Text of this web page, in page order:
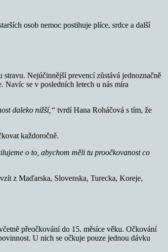
osob nemoc postihuje plíce, srdce a další
Nejúčinnější prevencí zůstává jednoznačně
se v posledních letech u nás míra
daleko nižší,“ tvrdí Hana Roháčová s tím, že
každoročně.
o to, abychom měli tu proočkovanost co
z Maďarska, Slovenska, Turecka, Koreje,
přeočkování do 15. měsíce věku. Očkování
U nich se očkuje pouze jednou dávku